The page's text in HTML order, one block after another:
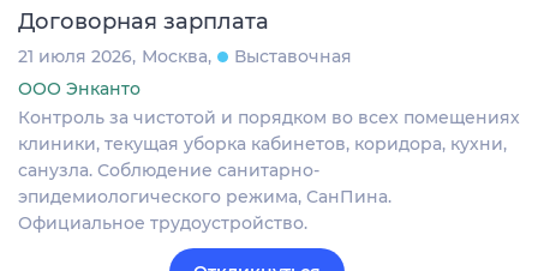
Договорная зарплата
21 июля 2026 Москва
Выставочная
ООО Энканто
Контроль за чистотой и порядком во всех помещениях
клиники, текущая уборка кабинетов, коридора, кухни,
санузла. Соблюдение санитарно-
эпидемиологического режима, СанПина.
Официальное трудоустройство.